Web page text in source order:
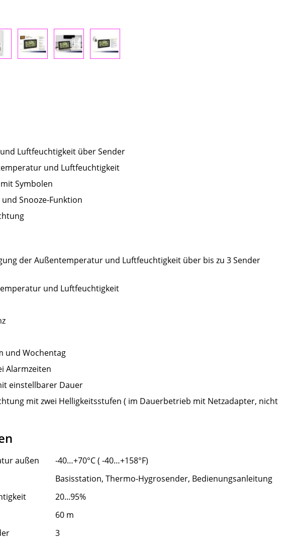
Luftfeuchtigkeit über Sender
und Luftfeuchtigkeit
Symbolen
Snooze-Funktion
der Außentemperatur und Luftfeuchtigkeit über bis zu 3 Sender
und Luftfeuchtigkeit
und Wochentag
Alarmzeiten
einstellbarer Dauer
mit zwei Helligkeitsstufen ( im Dauerbetrieb mit Netzadapter, nicht
außen
-40…+70°C ( -40…+158°F)
Basisstation, Thermo-Hygrosender, Bedienungsanleitung
20...95%
60 m
3